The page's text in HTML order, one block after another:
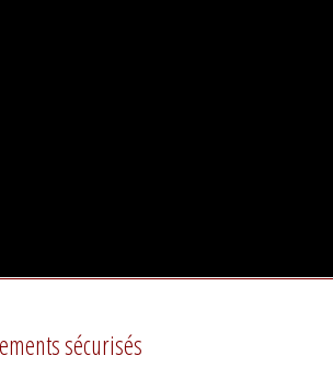
sécurisés